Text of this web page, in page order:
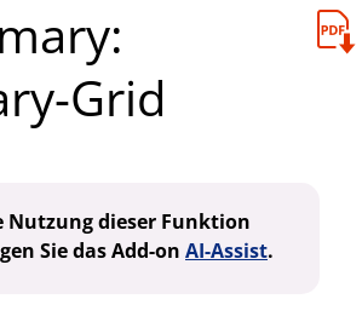
Grid
Nutzung dieser Funktion
Sie das Add-on AI-Assist.